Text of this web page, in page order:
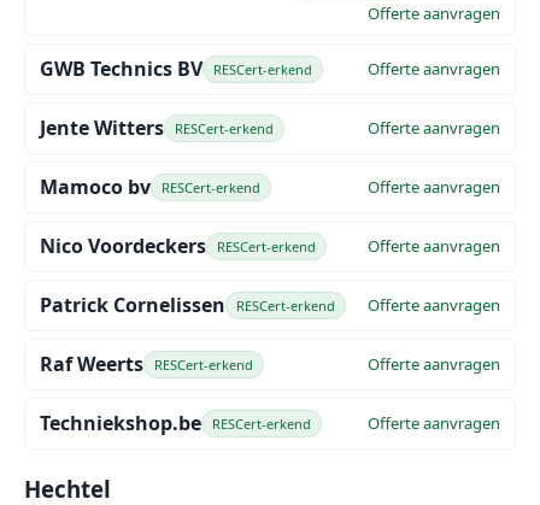
Offerte aanvragen
GWB Technics BV RESCert-erkend Offerte aanvragen
Jente Witters RESCert-erkend Offerte aanvragen
Mamoco bv RESCert-erkend Offerte aanvragen
Nico Voordeckers RESCert-erkend Offerte aanvragen
Patrick Cornelissen RESCert-erkend Offerte aanvragen
Raf Weerts RESCert-erkend Offerte aanvragen
Techniekshop.be RESCert-erkend Offerte aanvragen
Hechtel